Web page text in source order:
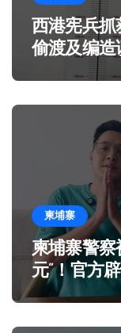
西港宪兵
偷渡及编造
柬埔寨
柬埔寨警察
元”！官方